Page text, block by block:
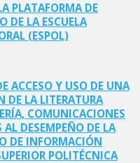
PLATAFORMA DE
DE LA ESCUELA
(ESPOL)
ACCESO Y USO DE UNA
DE LA LITERATURA
COMUNICACIONES
DESEMPEÑO DE LA
DE INFORMACIÓN
POLITÉCNICA